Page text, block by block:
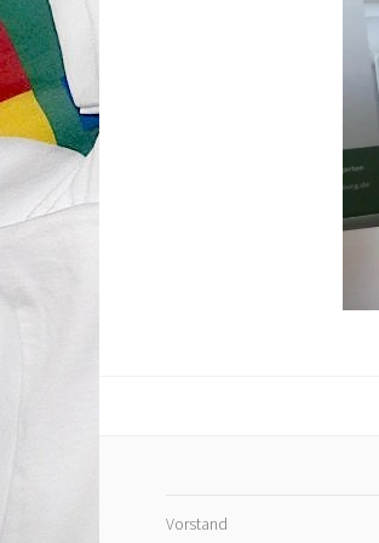
Vorstand